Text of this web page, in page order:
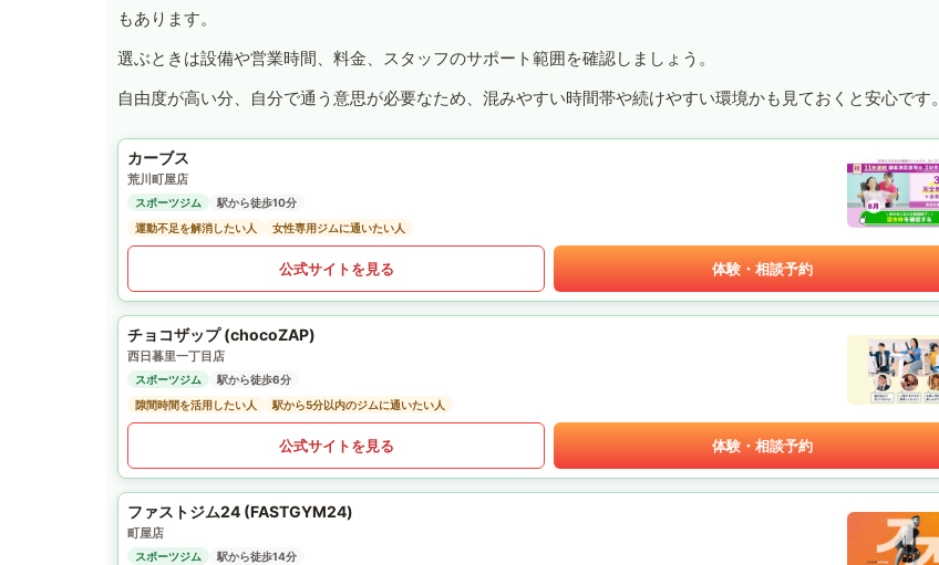
もあります。
選ぶときは設備や営業時間、料金、スタッフのサポート範囲を確認しましょう。
自由度が高い分、自分で通う意思が必要なため、混みやすい時間帯や続けやすい環境かも見ておくと安心です。
カーブス
荒川町屋店
スポーツジム
駅から徒歩10分
運動不足を解消したい人
女性専用ジムに通いたい人
公式サイトを見る 体験・相談予約
チョコザップ (chocoZAP)
西日暮里一丁目店
スポーツジム
駅から徒歩6分
隙間時間を活用したい人
駅から5分以内のジムに通いたい人
公式サイトを見る 体験・相談予約
ファストジム24 (FASTGYM24)
町屋店
スポーツジム
駅から徒歩14分